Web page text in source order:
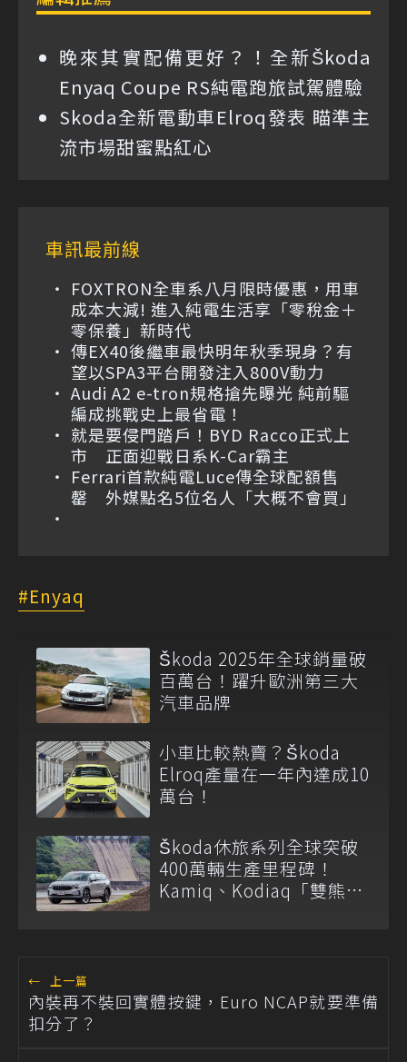
晚來其實配備更好？！全新Škoda
Enyaq Coupe RS純電跑旅試駕體驗
Skoda全新電動車Elroq發表 瞄準主
流市場甜蜜點紅心
車訊最前線
FOXTRON全車系八月限時優惠，用車
成本大減! 進入純電生活享「零稅金＋
零保養」新時代
傳EX40後繼車最快明年秋季現身？有
望以SPA3平台開發注入800V動力
Audi A2 e-tron規格搶先曝光 純前驅
編成挑戰史上最省電！
就是要侵門踏戶！BYD Racco正式上
市 正面迎戰日系K-Car霸主
Ferrari首款純電Luce傳全球配額售
罄 外媒點名5位名人「大概不會買」
Enyaq
Škoda 2025年全球銷量破
百萬台！躍升歐洲第三大
汽車品牌
小車比較熱賣？Škoda
Elroq產量在一年內達成10
萬台！
Škoda休旅系列全球突破
400萬輛生產里程碑！
Kamiq、Kodiaq「雙熊」
← 上一篇
內裝再不裝回實體按鍵，Euro NCAP就要準備
扣分了？